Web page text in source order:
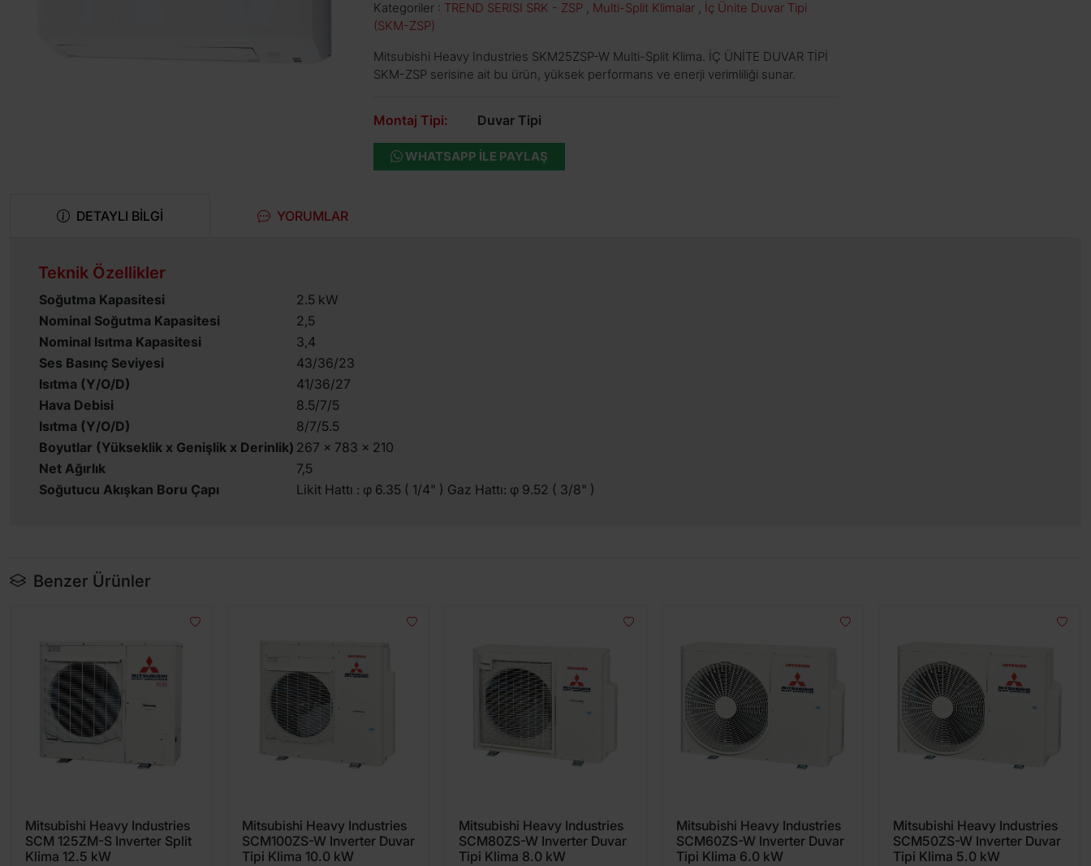
Kategoriler : TREND SERISI SRK - ZSP , Multi-Split Klimalar , İç Ünite Duvar Tipi
(SKM-ZSP)
Mitsubishi Heavy Industries SKM25ZSP-W Multi-Split Klima. İÇ ÜNİTE DUVAR TİPİ
SKM-ZSP serisine ait bu ürün, yüksek performans ve enerji verimliliği sunar.
Montaj Tipi: Duvar Tipi
WHATSAPP ILE PAYLAŞ
DETAYLI BILGI YORUMLAR
Teknik Özellikler
Soğutma Kapasitesi
2.5 kW
Nominal Soğutma Kapasitesi
2,5
Nominal Isıtma Kapasitesi
3,4
Ses Basınç Seviyesi
43/36/23
Isıtma (Y/O/D)
41/36/27
Hava Debisi
8.5/7/5
Isıtma (Y/O/D)
8/7/5.5
Boyutlar (Yükseklik x Genişlik x Derinlik) 267 x 783 x 210
Net Ağırlık
7,5
Soğutucu Akışkan Boru Çapı
Likit Hattı : φ 6.35 ( 1/4" ) Gaz Hattı: φ 9.52 ( 3/8" )
Benzer Ürünler
Mitsubishi Heavy Industries
SCM 125ZM-S Inverter Split
Klima 12.5 kW
Mitsubishi Heavy Industries
SCM100ZS-W Inverter Duvar
Tipi Klima 10.0 kW
Mitsubishi Heavy Industries
SCM80ZS-W Inverter Duvar
Tipi Klima 8.0 kW
Mitsubishi Heavy Industries
SCM60ZS-W Inverter Duvar
Tipi Klima 6.0 kW
Mitsubishi Heavy Industries
SCM50ZS-W Inverter Duvar
Tipi Klima 5.0 kW